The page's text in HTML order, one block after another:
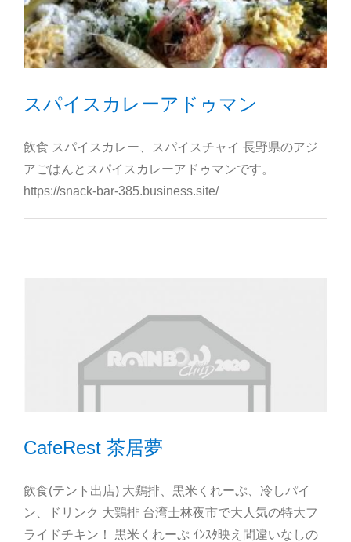
スパイスカレーアドゥマン
飲食 スパイスカレー、スパイスチャイ 長野県のアジ
アごはんとスパイスカレーアドゥマンです。
https://snack-bar-385.business.site/
CafeRest 茶居夢
飲食(テント出店) 大鶏排、黒米くれーぷ、冷しパイ
ン、ドリンク 大鶏排 台湾士林夜市で大人気の特大フ
ライドチキン！ 黒米くれーぷ ｲﾝｽﾀ映え間違いなしの